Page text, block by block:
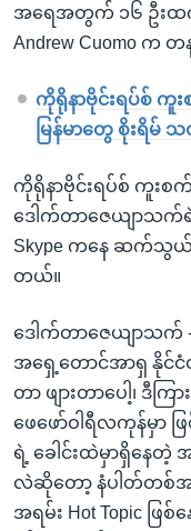
အရေအတွက် ၁၆ ဦးထက်
Andrew Cuomo က တ
ကိုရိုနာဗိုင်းရပ်စ် ကူ
မြန်မာတွေ စိုးရိမ်
ကိုရိုနာဗိုင်းရပ်စ် ကူ
ဒေါက်တာဇေယျာသ
Skype ကနေ ဆက်သွယ်မ
တယ်။
ဒေါက်တာဇေယျာသက်
အရှေ့တောင်အာရှ နိုင်ငံ
တာ ဖျားတာပေါ့၊ ဒီက
ဖေဖော်ဝါရီလကုန်မှာ
ရဲ့ ခေါင်းထဲမှာရှိနေတဲ့
လဲဆိုတော့ နံပါတ်တစ်
အရမ်း Hot Topic ဖ